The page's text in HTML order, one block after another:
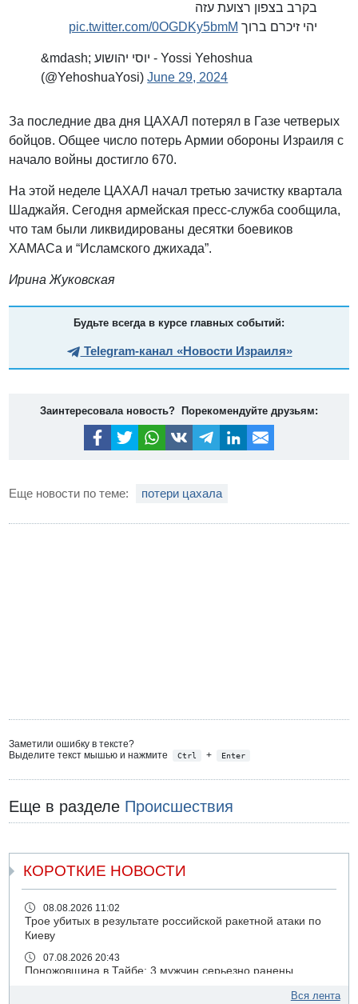
בקרב בצפון רצועת עזה
יהי זיכרם ברוך pic.twitter.com/0OGDKy5bmM
&mdash; יוסי יהושוע - Yossi Yehoshua
(@YehoshuaYosi)June 29, 2024
За последние два дня ЦАХАЛ потерял в Газе четверых
бойцов. Общее число потерь Армии обороны Израиля с
начало войны достигло 670.
На этой неделе ЦАХАЛ начал третью зачистку квартала
Шаджайя. Сегодня армейская пресс-служба сообщила,
что там были ликвидированы десятки боевиков
ХАМАСа и “Исламского джихада”.
Ирина Жуковская
Будьте всегда в курсе главных событий:
Telegram-канал «Новости Израиля»
Заинтересовала новость? Порекомендуйте друзьям:
Еще новости по теме: потери цахала
Заметили ошибку в тексте?
Выделите текст мышью и нажмите
Ctrl + Enter
Еще в разделе Происшествия
КОРОТКИЕ НОВОСТИ
08.08.2026 11:02
Трое убитых в результате российской ракетной атаки по
Киеву
07.08.2026 20:43
Поножовщина в Тайбе: 3 мужчин серьезно ранены
Вся лента